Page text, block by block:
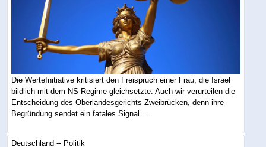
Die WerteInitiative kritisiert den Freispruch einer Frau, die Israel
bildlich mit dem NS-Regime gleichsetzte. Auch wir verurteilen die
Entscheidung des Oberlandesgerichts Zweibrücken, denn ihre
Begründung sendet ein fatales Signal....
Deutschland -- Politik